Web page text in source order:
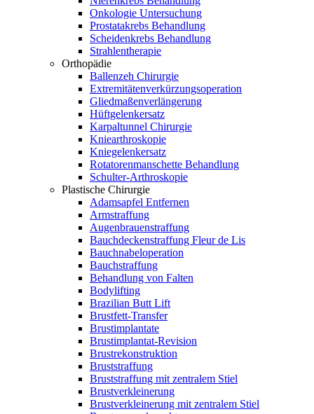
Onkologie Untersuchung
Prostatakrebs Behandlung
Scheidenkrebs Behandlung
Strahlentherapie
Orthopädie
Ballenzeh Chirurgie
Extremitätenverkürzungsoperation
Gliedmaßenverlängerung
Hüftgelenkersatz
Karpaltunnel Chirurgie
Kniearthroskopie
Kniegelenkersatz
Rotatorenmanschette Behandlung
Schulter-Arthroskopie
Plastische Chirurgie
Adamsapfel Entfernen
Armstraffung
Augenbrauenstraffung
Bauchdeckenstraffung Fleur de Lis
Bauchnabeloperation
Bauchstraffung
Behandlung von Falten
Bodylifting
Brazilian Butt Lift
Brustfett-Transfer
Brustimplantate
Brustimplantat-Revision
Brustrekonstruktion
Bruststraffung
Bruststraffung mit zentralem Stiel
Brustverkleinerung
Brustverkleinerung mit zentralem Stiel